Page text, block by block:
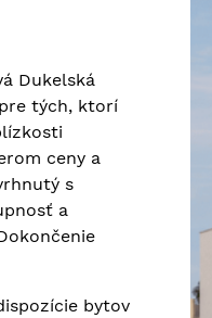
Dukelská
tých, ktorí
ceny a
s
a
bytov